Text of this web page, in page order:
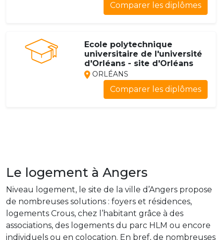
Comparer les diplômes
Ecole polytechnique
universitaire de l'université
d'Orléans - site d'Orléans
ORLÉANS
Comparer les diplômes
Le logement à Angers
Niveau logement, le site de la ville d’Angers propose
de nombreuses solutions : foyers et résidences,
logements Crous, chez l’habitant grâce à des
associations, des logements du parc HLM ou encore
individuels ou en colocation. En bref, de nombreuses